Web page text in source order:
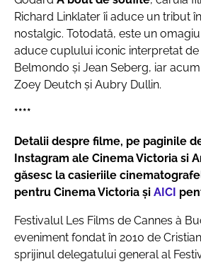
Richard Linklater îi aduce un tribut
nostalgic. Totodată, este un
aduce cuplului iconic interpretat
Belmondo și Jean Seberg, iar
Zoey Deutch și Aubry Dullin.
****
Detalii despre filme, pe paginile
Instagram ale Cinema Victoria si
găsesc la casieriile
pentru Cinema Victoria și AICI
Festivalul Les Films de Cannes à
eveniment fondat în 2010 de
sprijinul delegatului general al